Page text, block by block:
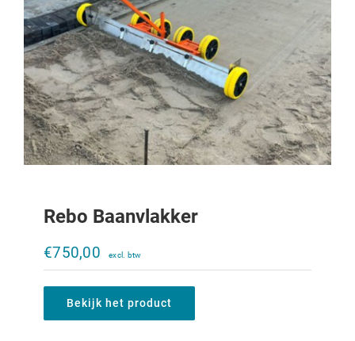
Rebo Baanvlakker
€750,00
Bekijk het product
€8.750,00